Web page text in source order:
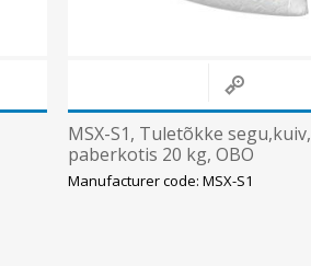
MSX-S1, Tuletõkke segu,kuiv,
paberkotis 20 kg, OBO
Manufacturer code: MSX-S1